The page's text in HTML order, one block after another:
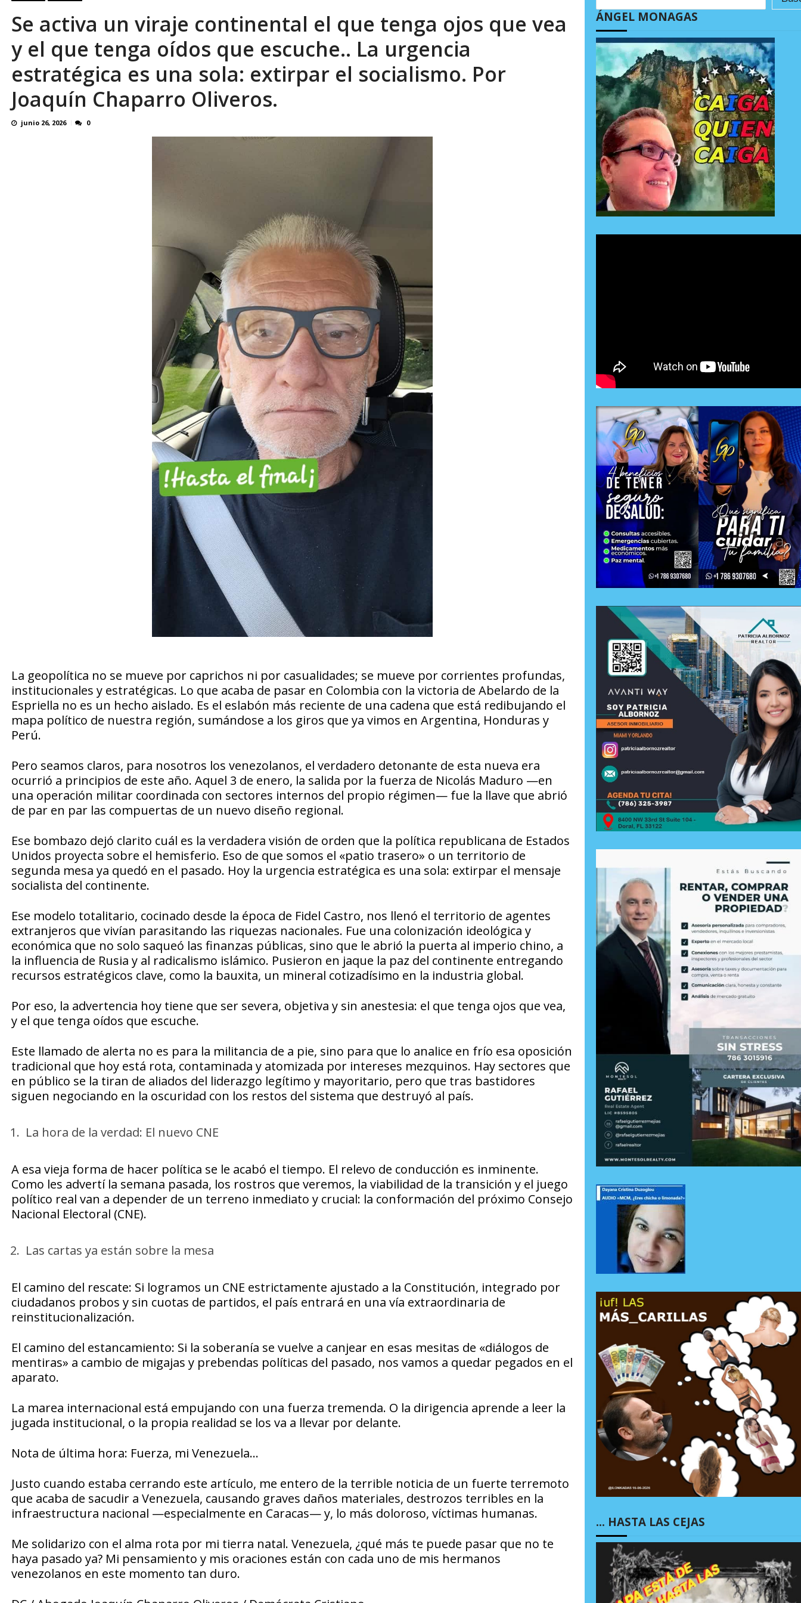
Familiares realizaron nueva vigilia en El Rodeo I por la libertad inmediata de l... AGOSTO 5, 2026
Se activa un viraje continental el que tenga ojos que vea
y el que tenga oídos que escuche.. La urgencia
estratégica es una sola: extirpar el socialismo. Por
Joaquín Chaparro Oliveros.
junio 26, 2026 0
La geopolítica no se mueve por caprichos ni por casualidades; se mueve por corrientes profundas,
institucionales y estratégicas. Lo que acaba de pasar en Colombia con la victoria de Abelardo de la
Espriella no es un hecho aislado. Es el eslabón más reciente de una cadena que está redibujando el
mapa político de nuestra región, sumándose a los giros que ya vimos en Argentina, Honduras y
Perú.
Pero seamos claros, para nosotros los venezolanos, el verdadero detonante de esta nueva era
ocurrió a principios de este año. Aquel 3 de enero, la salida por la fuerza de Nicolás Maduro —en
una operación militar coordinada con sectores internos del propio régimen— fue la llave que abrió
de par en par las compuertas de un nuevo diseño regional.
Ese bombazo dejó clarito cuál es la verdadera visión de orden que la política republicana de Estados
Unidos proyecta sobre el hemisferio. Eso de que somos el «patio trasero» o un territorio de
segunda mesa ya quedó en el pasado. Hoy la urgencia estratégica es una sola: extirpar el mensaje
socialista del continente.
Ese modelo totalitario, cocinado desde la época de Fidel Castro, nos llenó el territorio de agentes
extranjeros que vivían parasitando las riquezas nacionales. Fue una colonización ideológica y
económica que no solo saqueó las finanzas públicas, sino que le abrió la puerta al imperio chino, a
la influencia de Rusia y al radicalismo islámico. Pusieron en jaque la paz del continente entregando
recursos estratégicos clave, como la bauxita, un mineral cotizadísimo en la industria global.
Por eso, la advertencia hoy tiene que ser severa, objetiva y sin anestesia: el que tenga ojos que vea,
y el que tenga oídos que escuche.
Este llamado de alerta no es para la militancia de a pie, sino para que lo analice en frío esa oposición
tradicional que hoy está rota, contaminada y atomizada por intereses mezquinos. Hay sectores que
en público se la tiran de aliados del liderazgo legítimo y mayoritario, pero que tras bastidores
siguen negociando en la oscuridad con los restos del sistema que destruyó al país.
La hora de la verdad: El nuevo CNE
A esa vieja forma de hacer política se le acabó el tiempo. El relevo de conducción es inminente.
Como les advertí la semana pasada, los rostros que veremos, la viabilidad de la transición y el juego
político real van a depender de un terreno inmediato y crucial: la conformación del próximo Consejo
Nacional Electoral (CNE).
Las cartas ya están sobre la mesa
El camino del rescate: Si logramos un CNE estrictamente ajustado a la Constitución, integrado por
ciudadanos probos y sin cuotas de partidos, el país entrará en una vía extraordinaria de
reinstitucionalización.
El camino del estancamiento: Si la soberanía se vuelve a canjear en esas mesitas de «diálogos de
mentiras» a cambio de migajas y prebendas políticas del pasado, nos vamos a quedar pegados en el
aparato.
La marea internacional está empujando con una fuerza tremenda. O la dirigencia aprende a leer la
jugada institucional, o la propia realidad se los va a llevar por delante.
Nota de última hora: Fuerza, mi Venezuela…
Justo cuando estaba cerrando este artículo, me entero de la terrible noticia de un fuerte terremoto
que acaba de sacudir a Venezuela, causando graves daños materiales, destrozos terribles en la
infraestructura nacional —especialmente en Caracas— y, lo más doloroso, víctimas humanas.
Me solidarizo con el alma rota por mi tierra natal. Venezuela, ¿qué más te puede pasar que no te
haya pasado ya? Mi pensamiento y mis oraciones están con cada uno de mis hermanos
venezolanos en este momento tan duro.
ÁNGEL MONAGAS
… HASTA LAS CEJAS